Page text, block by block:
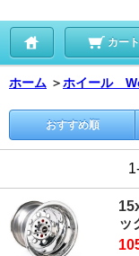
カート
ホーム ＞ホイール
おすすめ順
ッ